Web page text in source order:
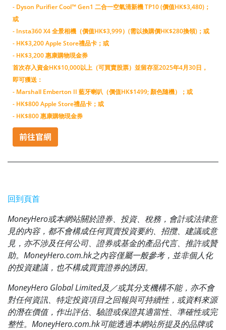
- Dyson Purifier Cool™ Gen1 二合一空氣清新機 TP10 (價值HK$3,480)；
或
- Insta360 X4 全景相機（價值HK$3,999）(需以換購價HK$280換領)；或
- HK$3,200 Apple Store禮品卡；或
- HK$3,200 惠康購物現金券
首次存入資金HK$10,000以上（可買賣股票）並留存至2025年4月30日，
即可獲送：
- Marshall Emberton II 藍牙喇叭（價值HK$1499; 顏色隨機）；或
- HK$800 Apple Store禮品卡；或
- HK$800 惠康購物現金券
回到頁首
MoneyHero或本網站關於證券、投資、稅務，會計或法律意
見的內容，都不會構成任何買賣投資要約、招攬、建議或意
見，亦不涉及任何公司、證券或基金的產品代言、推許或贊
助。MoneyHero.com.hk之內容僅屬一般參考，並非個人化
的投資建議，也不構成買賣證券的誘因。
MoneyHero Global Limited及／或其分支機構不能，亦不會
對任何資訊、特定投資項目之回報與可持續性，或資料來源
的潛在價值，作出評估、驗證或保證其適當性、準確性或完
整性。MoneyHero.com.hk可能透過本網站所提及的品牌或